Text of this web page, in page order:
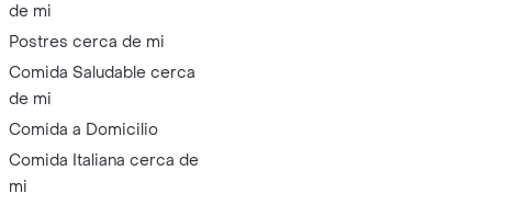
de mi
Postres cerca de mi
Comida Saludable cerca
de mi
Comida a Domicilio
Comida Italiana cerca de
mi